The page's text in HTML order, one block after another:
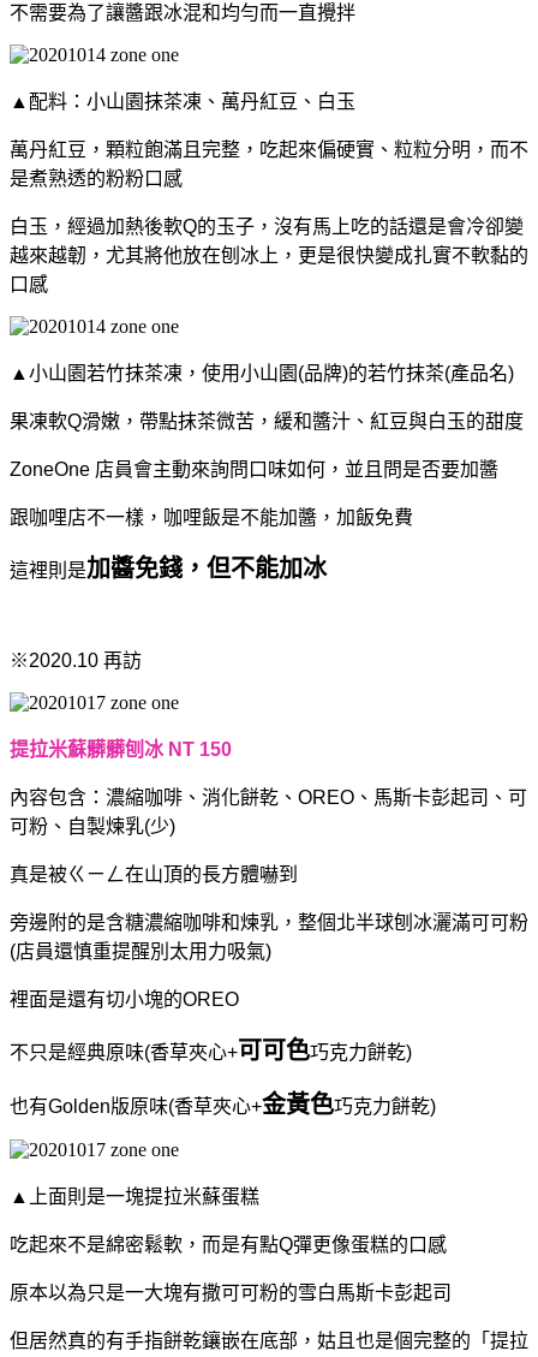
不需要為了讓醬跟冰混和均勻而一直攪拌
▲配料：小山園抹茶凍、萬丹紅豆、白玉
萬丹紅豆， 顆粒飽滿且完整，吃起來偏硬實、粒粒分明， 而不
是煮熟透的粉粉口感
白玉， 經過加熱後軟Q的玉子，沒有馬上吃的話還是會冷卻變
越來越韌， 尤其將他放在刨冰上，更是很快變成扎實不軟黏的
口感
▲小山園若竹抹茶凍， 使用小山園(品牌)的若竹抹茶(產品名)
果凍軟Q滑嫩，帶點抹茶微苦， 緩和醬汁、紅豆與白玉的甜度
ZoneOne 店員會主動來詢問口味如何，並且問是否要加醬
跟咖哩店不一樣，咖哩飯是不能加醬，加飯免費
這裡則是加醬免錢，但不能加冰
※2020.10 再訪
提拉米蘇髒髒刨冰 NT 150
內容包含：濃縮咖啡、消化餅乾、OREO、馬斯卡彭起司、可
可粉、自製煉乳(少)
真是被ㄍㄧㄥ在山頂的長方體嚇到
旁邊附的是含糖濃縮咖啡和煉乳， 整個北半球刨冰灑滿可可粉
(店員還慎重提醒別太用力吸氣)
裡面是還有切小塊的OREO
不只是經典原味(香草夾心+可可色巧克力餅乾)
也有Golden版原味(香草夾心+金黃色巧克力餅乾)
▲ 上面則是一塊提拉米蘇蛋糕
吃起來不是綿密鬆軟，而是有點Q彈更像蛋糕的口感
原本以為只是一大塊有撒可可粉的雪白馬斯卡彭起司
但居然真的有手指餅乾鑲嵌在底部， 姑且也是個完整的「提拉